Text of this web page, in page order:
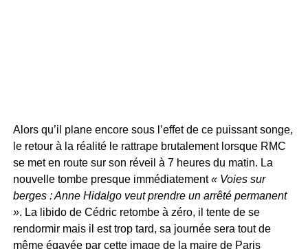
Alors qu’il plane encore sous l’effet de ce puissant songe,
le retour à la réalité le rattrape brutalement lorsque RMC
se met en route sur son réveil à 7 heures du matin. La
nouvelle tombe presque immédiatement« Voies sur
berges : Anne Hidalgo veut prendre un arrêté permanent
». La libido de Cédric retombe à zéro, il tente de se
rendormir mais il est trop tard, sa journée sera tout de
même égayée par cette image de la maire de Paris